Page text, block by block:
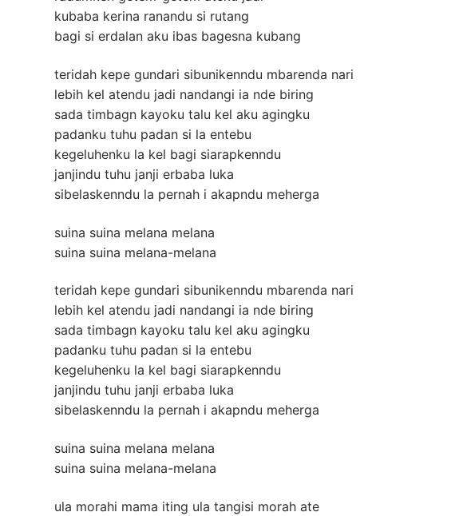
kubaba kerina ranandu si rutang
bagi si erdalan aku ibas bagesna kubang
teridah kepe gundari sibunikenndu mbarenda nari
lebih kel atendu jadi nandangi ia nde biring
sada timbagn kayoku talu kel aku agingku
padanku tuhu padan si la entebu
kegeluhenku la kel bagi siarapkenndu
janjindu tuhu janji erbaba luka
sibelaskenndu la pernah i akapndu meherga
suina suina melana melana
suina suina melana-melana
teridah kepe gundari sibunikenndu mbarenda nari
lebih kel atendu jadi nandangi ia nde biring
sada timbagn kayoku talu kel aku agingku
padanku tuhu padan si la entebu
kegeluhenku la kel bagi siarapkenndu
janjindu tuhu janji erbaba luka
sibelaskenndu la pernah i akapndu meherga
suina suina melana melana
suina suina melana-melana
ula morahi mama iting ula tangisi morah ate